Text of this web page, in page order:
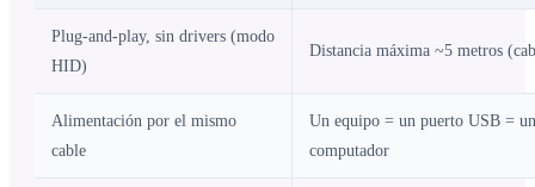
Plug-and-play, sin drivers (modo
HID)
Distancia máxima ~5 metros
Alimentación por el mismo
cable
Un equipo = un puerto USB = un
computador